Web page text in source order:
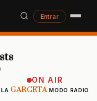
Entrar
ON AIR
LA GARCETAMODO RADIO